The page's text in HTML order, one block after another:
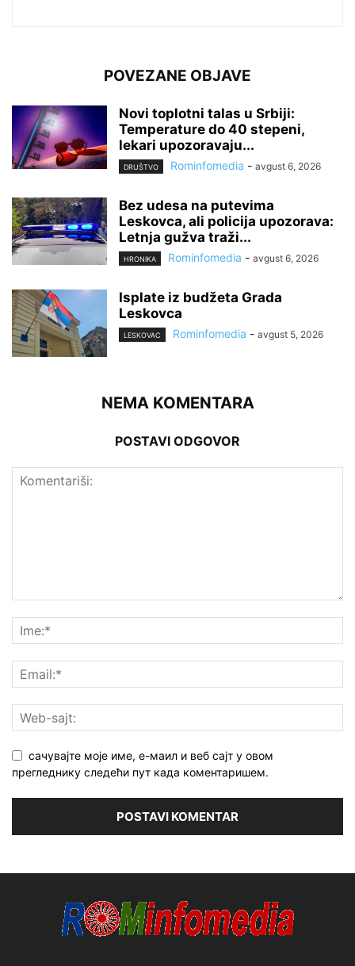
POVEZANE OBJAVE
Novi toplotni talas u Srbiji:
Temperature do 40 stepeni,
lekari upozoravaju...
DRUŠTVO Rominfomedia - avgust 6, 2026
Bez udesa na putevima
Leskovca, ali policija upozorava:
Letnja gužva traži...
HRONIKA Rominfomedia - avgust 6, 2026
Isplate iz budžeta Grada
Leskovca
LESKOVAC Rominfomedia - avgust 5, 2026
NEMA KOMENTARA
POSTAVI ODGOVOR
сачувајте моје име, е-маил и веб сајт у овом
прегледнику следећи пут када коментаришем.